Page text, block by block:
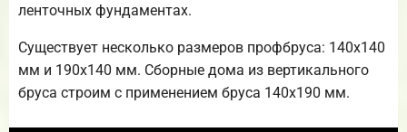
ленточных фундаментах.
Существует несколько размеров профбруса: 140х140
мм и 190х140 мм. Сборные дома из вертикального
бруса строим с применением бруса 140х190 мм.